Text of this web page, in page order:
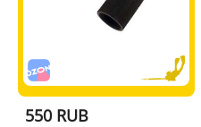
550 RUB